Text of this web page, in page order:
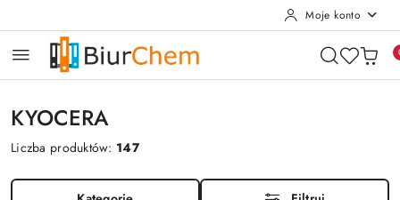
Moje konto
KYOCERA
Liczba produktów: 147